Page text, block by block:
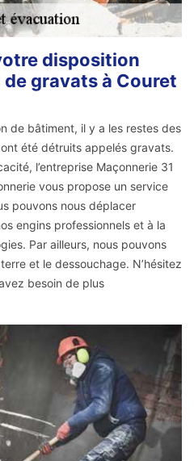
disposition
de gravats à Couret
de bâtiment, il y a les restes des
été détruits appelés gravats.
l’entreprise Maçonnerie 31
vous propose un service
pouvons nous déplacer
engins professionnels et à la
Par ailleurs, nous pouvons
et le dessouchage. N’hésitez
besoin de plus